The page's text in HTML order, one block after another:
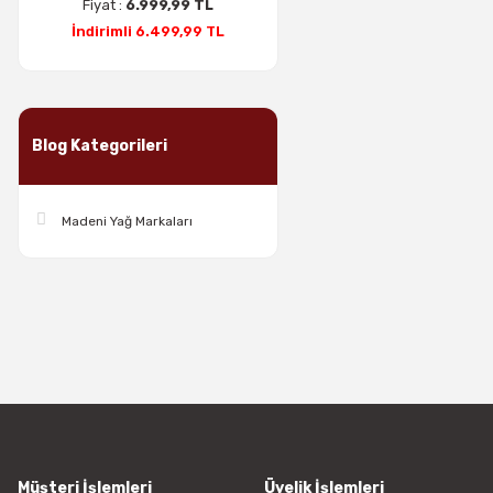
Fiyat : 6.999,99 TL
İndirimli 6.499,99 TL
Blog Kategorileri
Madeni Yağ Markaları
Müşteri İşlemleri Üyelik İşlemleri